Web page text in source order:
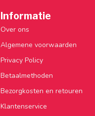
Informatie
Over ons
Algemene voorwaarden
Privacy Policy
Betaalmethoden
Bezorgkosten en retouren
Klantenservice